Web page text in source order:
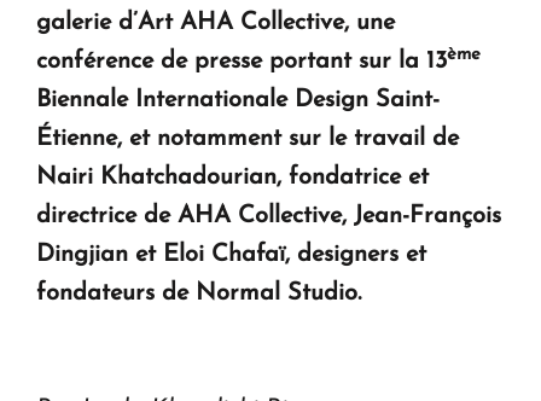
ouvrira ses portes à Dilijan
galerie d’Art AHA Collective, une
conférence de presse portant sur la 13ème
Biennale Internationale Design Saint-
Étienne, et notamment sur le travail de
Nairi Khatchadourian, fondatrice et
directrice de AHA Collective, Jean-François
Dingjian et Eloi Chafaï, designers et
fondateurs de Normal Studio.